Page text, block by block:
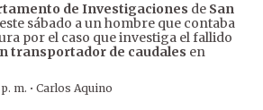
de Investigaciones de San
sábado a un hombre que contaba
por el caso que investiga el fallido
transportador de caudales en
m. · Carlos Aquino